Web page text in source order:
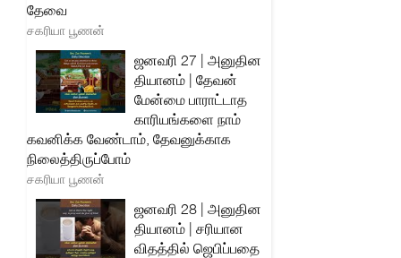
தேவை
சகரியா பூணன்
ஜனவரி 27 | அனுதின
தியானம் | தேவன்
மேன்மை பாராட்டாத
காரியங்களை நாம்
கவனிக்க வேண்டாம், தேவனுக்காக
நிலைத்திருப்போம்
சகரியா பூணன்
ஜனவரி 28 | அனுதின
தியானம் | சரியான
விதத்தில் ஜெபிப்பதை